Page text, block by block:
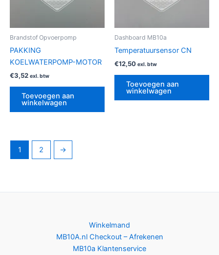
Brandstof Opvoerpomp
PAKKING
KOELWATERPOMP-MOTOR
€3,52 exl. btw
Toevoegen aan
winkelwagen
Dashboard MB10a
Temperatuursensor CN
€12,50 exl. btw
Toevoegen aan
winkelwagen
1 2 →
Winkelmand
MB10A.nl Checkout – Afrekenen
MB10a Klantenservice